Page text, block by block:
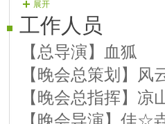
14演员:北江：《白
15演员:桃红：《中
16演员:寒风：《醉
17演员;品读：《
18演员:心灵：《
词，分区长夏婕为
贺词，晚会主持宣
5、晚会正式开始
6、开场舞结束后
按预定节目进入
展开
工作人员
【总导演】血狐
【晚会总策划】风
【晚会总指挥】凉
【晚会导演】佳☆